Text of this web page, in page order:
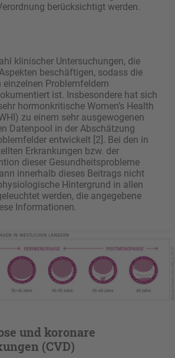
berücksichtigt werden.
klinischer Untersuchungen, die
beschäftigen, sodass die
einzelnen Problemfeldern
ist. Insbesondere hat sich
hormonkritische Women’s Health
zu einem sehr ausgewogenen
Datenpool in der Abschätzung
entwickelt [2]. Bei den in
Erkrankungen bzw. der
dieser Gesundheitsprobleme
innerhalb dieses Beitrags nicht
Hintergrund in allen
werden, die angegebene
Informationen.
und koronare
(CVD)